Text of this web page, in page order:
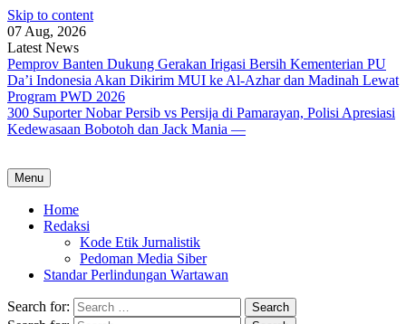
Skip to content
07 Aug, 2026
Latest News
Pemprov Banten Dukung Gerakan Irigasi Bersih Kementerian PU
Da’i Indonesia Akan Dikirim MUI ke Al-Azhar dan Madinah Lewat
Program PWD 2026
300 Suporter Nobar Persib vs Persija di Pamarayan, Polisi Apresiasi
Kedewasaan Bobotoh dan Jack Mania —
Menu
Home
Redaksi
Kode Etik Jurnalistik
Pedoman Media Siber
Standar Perlindungan Wartawan
Search for: